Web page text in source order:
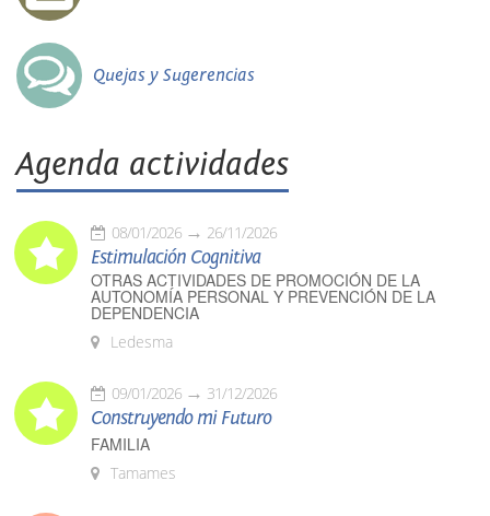
Quejas y Sugerencias
Agenda actividades
08/01/2026 26/11/2026
Estimulación Cognitiva
OTRAS ACTIVIDADES DE PROMOCIÓN DE LA
AUTONOMÍA PERSONAL Y PREVENCIÓN DE LA
DEPENDENCIA
Ledesma
09/01/2026 31/12/2026
Construyendo mi Futuro
FAMILIA
Tamames